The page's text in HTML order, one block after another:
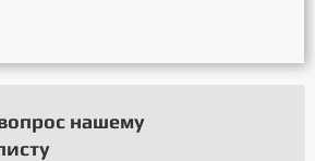
нашему